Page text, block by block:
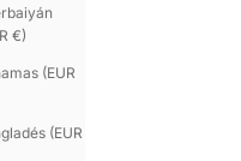
€)
(EUR
(EUR